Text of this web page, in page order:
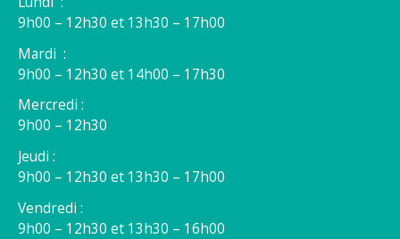
9h00 – 12h30 et 13h30 – 17h00
Mardi :
9h00 – 12h30 et 14h00 – 17h30
Mercredi :
9h00 – 12h30
Jeudi :
9h00 – 12h30 et 13h30 – 17h00
Vendredi :
9h00 – 12h30 et 13h30 – 16h00